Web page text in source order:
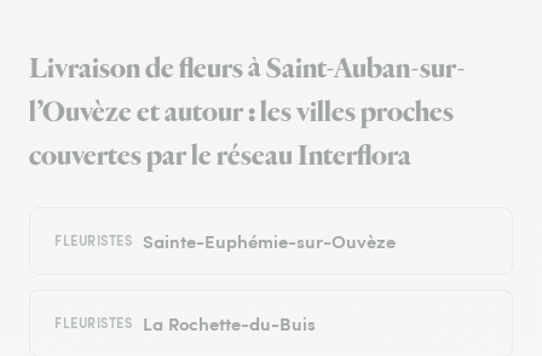
Livraison de fleurs à Saint-Auban-sur-
l’Ouvèze et autour : les villes proches
couvertes par le réseau Interflora
FLEURISTES Sainte-Euphémie-sur-Ouvèze
FLEURISTES La Rochette-du-Buis